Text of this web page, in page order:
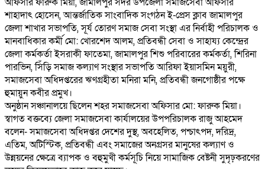
শাহাদাৎ হোসেন, আন্তর্জাতিক সাংবাদিক সংগঠন ই-প্রেস ক্লাব জামালপুর
জেলা শাখার সভাপতি, সূর্য তোরণ সমাজ সেবা সংস্থা এর নির্বাহী পরিচালক ও
মানবাধিকার কর্মী মো: খোরশেদ আলম, প্রতিবন্ধী সেবা ও সাহায্য কেন্দ্রের
জেলা কর্মকর্তা ইসরাকী ফাতেমা, জামালপুর শিশু পরিবারের কর্মকর্তা, শিরিনা
পারভিন, সিঁড়ি সমাজ কল্যাণ সংস্থার সভাপতি আরিফা ইয়াসমিন ময়ুরী,
সমাজসেবা অধিদপ্তরের ঋণগ্রহীতা মনিরা মনি, প্রতিবন্ধী জনগোষ্ঠীর পক্ষে
হুমায়ুন কবীর প্রমুখ।
অনুষ্ঠান সঞ্চানালয়ে ছিলেন শহর সমাজসেবা অফিসার মো: ফারুক মিয়া।
স্বাগত বক্তব্যে জেলা সমাজসেবা কার্যালয়ের উপপরিচালক রাজু আহমেদ
বলেন- সমাজসেবা অধিদপ্তর দেশের দুস্থ, অবহেলিত, পশ্চাৎপদ, দরিদ্র,
এতিম, অটিস্টিক, প্রতিবন্ধী এবং সমাজের অনগ্রসর মানুষের কল্যাণ ও
উন্নয়নের ক্ষেত্রে ব্যাপক ও বহুমুখী কর্মসূচি নিয়ে সামাজিক বেষ্টনী সুদৃঢ়করণের